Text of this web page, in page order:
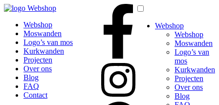
Webshop
Webshop
Moswanden
Logo’s van mos
Kurkwanden
Projecten
Over ons
Blog
FAQ
Contact
Webshop
Webshop
Moswanden
Logo’s van
mos
Kurkwanden
Projecten
Over ons
Blog